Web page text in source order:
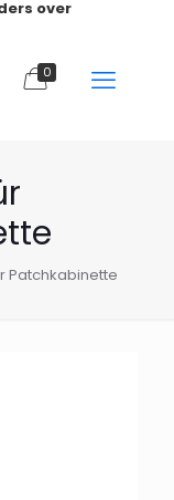
over
0
Patchkabinette